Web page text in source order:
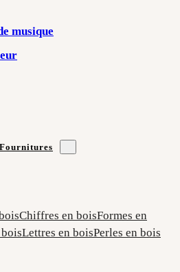
musique
Chiffres en boisFormes en
Lettres en boisPerles en bois